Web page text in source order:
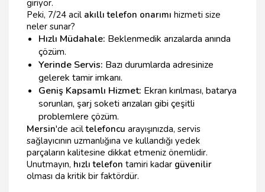
giriyor.
Peki, 7/24 acil akıllı telefon onarımı hizmeti size
neler sunar?
Hızlı Müdahale: Beklenmedik arızalarda anında
çözüm.
Yerinde Servis: Bazı durumlarda adresinize
gelerek tamir imkanı.
Geniş Kapsamlı Hizmet: Ekran kırılması, batarya
sorunları, şarj soketi arızaları gibi çeşitli
problemlere çözüm.
Mersin'de aciltelefoncu arayışınızda, servis
sağlayıcının uzmanlığına ve kullandığı yedek
parçaların kalitesine dikkat etmeniz önemlidir.
Unutmayın, hızlı telefon tamiri kadar güvenilir
olması da kritik bir faktördür.